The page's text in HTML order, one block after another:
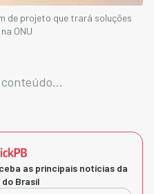
de projeto que trará soluções
ONU
as principais notícias da
Brasil